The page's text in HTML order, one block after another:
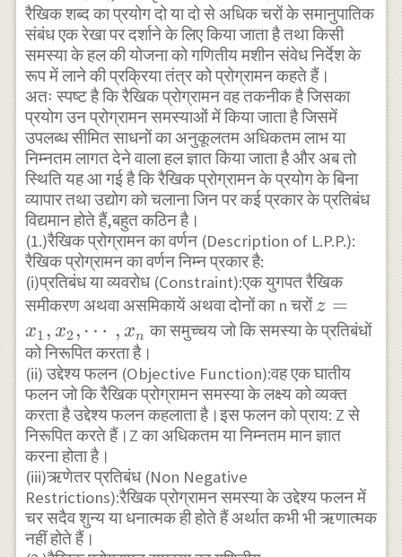
रैखिक शब्द का प्रयोग दो या दो से अधिक चरों के समानुपातिक
संबंध एक रेखा पर दर्शाने के लिए किया जाता है तथा किसी
समस्या के हल की योजना को गणितीय मशीन संवेध निर्देश के
रूप में लाने की प्रक्रिया तंत्र को प्रोग्रामन कहते हैं।
अतः स्पष्ट है कि रैखिक प्रोग्रामन वह तकनीक है जिसका
प्रयोग उन प्रोग्रामन समस्याओं में किया जाता है जिसमें
उपलब्ध सीमित साधनों का अनुकूलतम अधिकतम लाभ या
निम्नतम लागत देने वाला हल ज्ञात किया जाता है और अब तो
स्थिति यह आ गई है कि रैखिक प्रोग्रामन के प्रयोग के बिना
व्यापार तथा उद्योग को चलाना जिन पर कई प्रकार के प्रतिबंध
विद्यमान होते हैं,बहुत कठिन है।
(1.)रैखिक प्रोग्रामन का वर्णन (Description of L.P.P.):
रैखिक प्रोग्रामन का वर्णन निम्न प्रकार है:
(i)प्रतिबंध या व्यवरोध (Constraint):एक युगपत रैखिक
समीकरण अथवा असमिकायें अथवा दोनों का n चरोंz=
x_{1},
,
\cdots
,x_{n}
z =
x1 , x2, ⋯ , xn का समुच्चय जो कि समस्या के प्रतिबंधों
को निरूपित करता है।
(ii) उद्देश्य फलन (Objective Function):वह एक घातीय
फलन जो कि रैखिक प्रोग्रामन समस्या के लक्ष्य को व्यक्त
करता है उद्देश्य फलन कहलाता है।इस फलन को प्राय: Z से
निरूपित करते हैं।Z का अधिकतम या निम्नतम मान ज्ञात
करना होता है।
(iii)ऋणेतर प्रतिबंध (Non Negative
Restrictions):रैखिक प्रोग्रामन समस्या के उद्देश्य फलन में
चर सदैव शुन्य या धनात्मक ही होते हैं अर्थात कभी भी ऋणात्मक
नहीं होते हैं।